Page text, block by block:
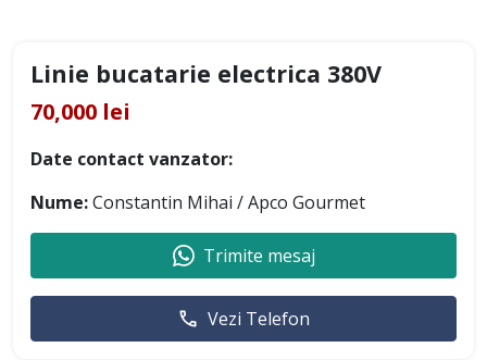
Linie bucatarie electrica 380V
70,000 lei
Date contact vanzator:
Nume:Constantin Mihai / Apco Gourmet
Trimite mesaj
Vezi Telefon